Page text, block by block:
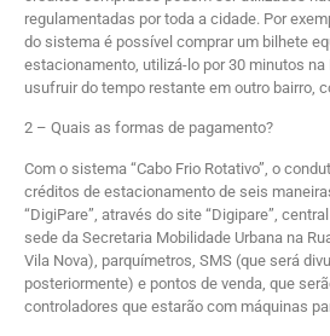
regulamentadas por toda a cidade. Por
do sistema é possível comprar um bilhete
estacionamento, utilizá-lo por 30 minutos na
usufruir do tempo restante em outro bairro,
2 – Quais as formas de pagamento?
Com o sistema “Cabo Frio Rotativo”, o
créditos de estacionamento de seis
“DigiPare”, através do site “Digipare”,
sede da Secretaria Mobilidade Urbana na
Vila Nova), parquímetros, SMS (que será
posteriormente) e pontos de venda, que
controladores que estarão com máquinas